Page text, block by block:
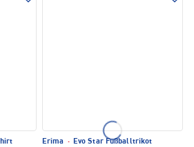
Erima · Evo Star Fußballtrikot